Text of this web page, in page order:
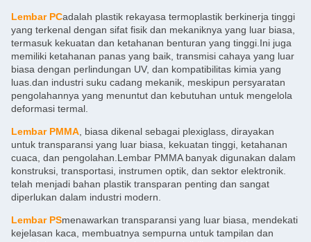
Lembar PCadalah plastik rekayasa termoplastik berkinerja tinggi
yang terkenal dengan sifat fisik dan mekaniknya yang luar biasa,
termasuk kekuatan dan ketahanan benturan yang tinggi.Ini juga
memiliki ketahanan panas yang baik, transmisi cahaya yang luar
biasa dengan perlindungan UV, dan kompatibilitas kimia yang
luas.dan industri suku cadang mekanik, meskipun persyaratan
pengolahannya yang menuntut dan kebutuhan untuk mengelola
deformasi termal.
Lembar PMMA , biasa dikenal sebagai plexiglass, dirayakan
untuk transparansi yang luar biasa, kekuatan tinggi, ketahanan
cuaca, dan pengolahan.Lembar PMMA banyak digunakan dalam
konstruksi, transportasi, instrumen optik, dan sektor elektronik.
telah menjadi bahan plastik transparan penting dan sangat
diperlukan dalam industri modern.
Lembar PSmenawarkan transparansi yang luar biasa, mendekati
kejelasan kaca, membuatnya sempurna untuk tampilan dan